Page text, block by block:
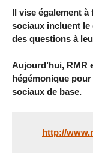
Il vise également
sociaux incluent le
des questions à
Aujourd’hui, RMR
hégémonique
sociaux de base.
http://